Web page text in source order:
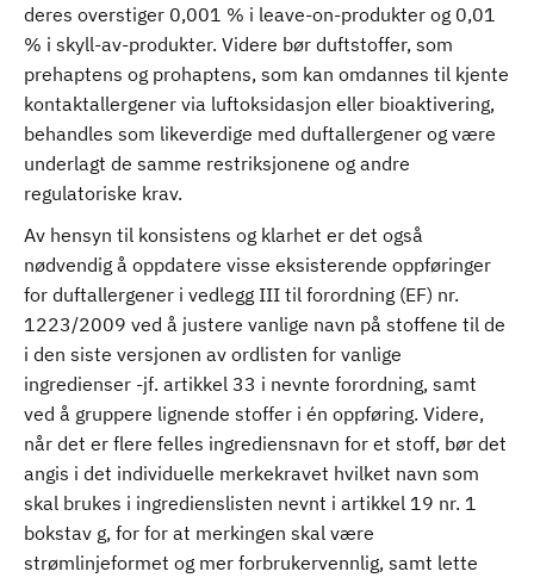
deres overstiger 0,001 % i leave-on-produkter og 0,01
% i skyll-av-produkter. Videre bør duftstoffer, som
prehaptens og prohaptens, som kan omdannes til kjente
kontaktallergener via luftoksidasjon eller bioaktivering,
behandles som likeverdige med duftallergener og være
underlagt de samme restriksjonene og andre
regulatoriske krav.
Av hensyn til konsistens og klarhet er det også
nødvendig å oppdatere visse eksisterende oppføringer
for duftallergener i vedlegg III til forordning (EF) nr.
1223/2009 ved å justere vanlige navn på stoffene til de
i den siste versjonen av ordlisten for vanlige
ingredienser -jf. artikkel 33 i nevnte forordning, samt
ved å gruppere lignende stoffer i én oppføring. Videre,
når det er flere felles ingrediensnavn for et stoff, bør det
angis i det individuelle merkekravet hvilket navn som
skal brukes i ingredienslisten nevnt i artikkel 19 nr. 1
bokstav g, for for at merkingen skal være
strømlinjeformet og mer forbrukervennlig, samt lette